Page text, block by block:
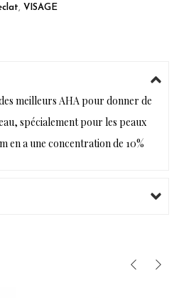
, VISAGE
meilleurs AHA pour donner de
spécialement pour les peaux
en a une concentration de 10%